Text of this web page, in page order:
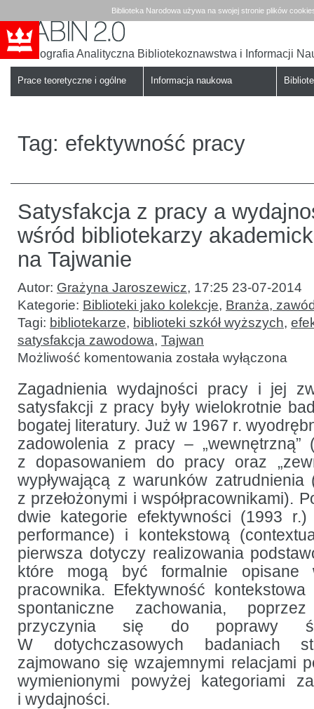
Biblioteka Narodowa używa na swojej stronie plików
Babin
Bibliografia Analityczna Bibliotekoznawstwa i Informacji
Prace teoretyczne i ogólne Informacja naukowa
Tag: efektywność pracy
Satysfakcja z pracy a
wśród bibliotekarzy
na Tajwanie
Autor: Grażyna Jaroszewicz, 17:25 23-07-2014
Kategorie: Biblioteki jako kolekcje, Branża,
Tagi: bibliotekarze, biblioteki szkół wyższych,
satysfakcja zawodowa, Tajwan
Możliwość komentowania Satysfakcja
z pracy
–
badanie
wśród
bibliotekarzy
akademickich
została wyłączona
Zagadnienia wydajności pracy i jej
satysfakcji z pracy były wielokrotnie
bogatej literatury. Już w 1967 r.
zadowolenia z pracy – „wewnętrzną”
z dopasowaniem do pracy oraz
wypływającą z warunków zatrudnienia
z przełożonymi i współpracownikami).
dwie kategorie efektywności (1993
performance) i kontekstową
pierwsza dotyczy realizowania
które mogą być formalnie opisane
pracownika. Efektywność kontekstowa
spontaniczne zachowania,
przyczynia się do poprawy
W dotychczasowych badaniach
zajmowano się wzajemnymi relacjami
wymienionymi powyżej kategoriami
i wydajności.